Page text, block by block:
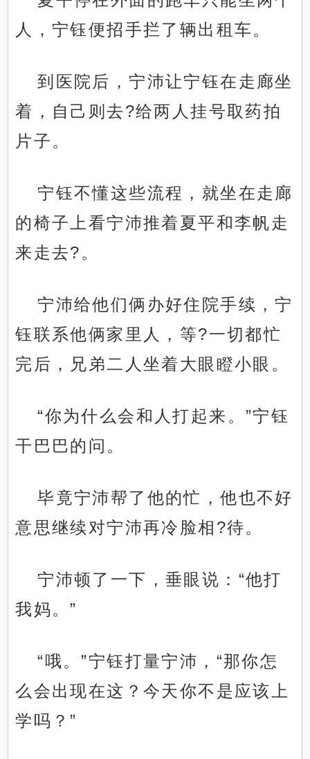
人，宁钰便招手拦了辆出租车。
到医院后，宁沛让宁钰在走廊坐
着，自己则去?给两人挂号取药拍
片子。
宁钰不懂这些流程，就坐在走廊
的椅子上看宁沛推着夏平和李帆走
来走去?。
宁沛给他们俩办好住院手续，宁
钰联系他俩家里人，等?一切都忙
完后，兄弟二人坐着大眼瞪小眼。
“你为什么会和人打起来。”宁钰
干巴巴的问。
毕竟宁沛帮了他的忙，他也不好
意思继续对宁沛再冷脸相?待。
宁沛顿了一下，垂眼说：“他打
我妈。”
“哦。”宁钰打量宁沛，“那你怎
么会出现在这？今天你不是应该上
学吗？”